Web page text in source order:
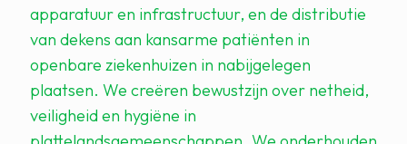
apparatuur en infrastructuur, en de distributie
van dekens aan kansarme patiënten in
openbare ziekenhuizen in nabijgelegen
plaatsen. We creëren bewustzijn over netheid,
veiligheid en hygiëne in